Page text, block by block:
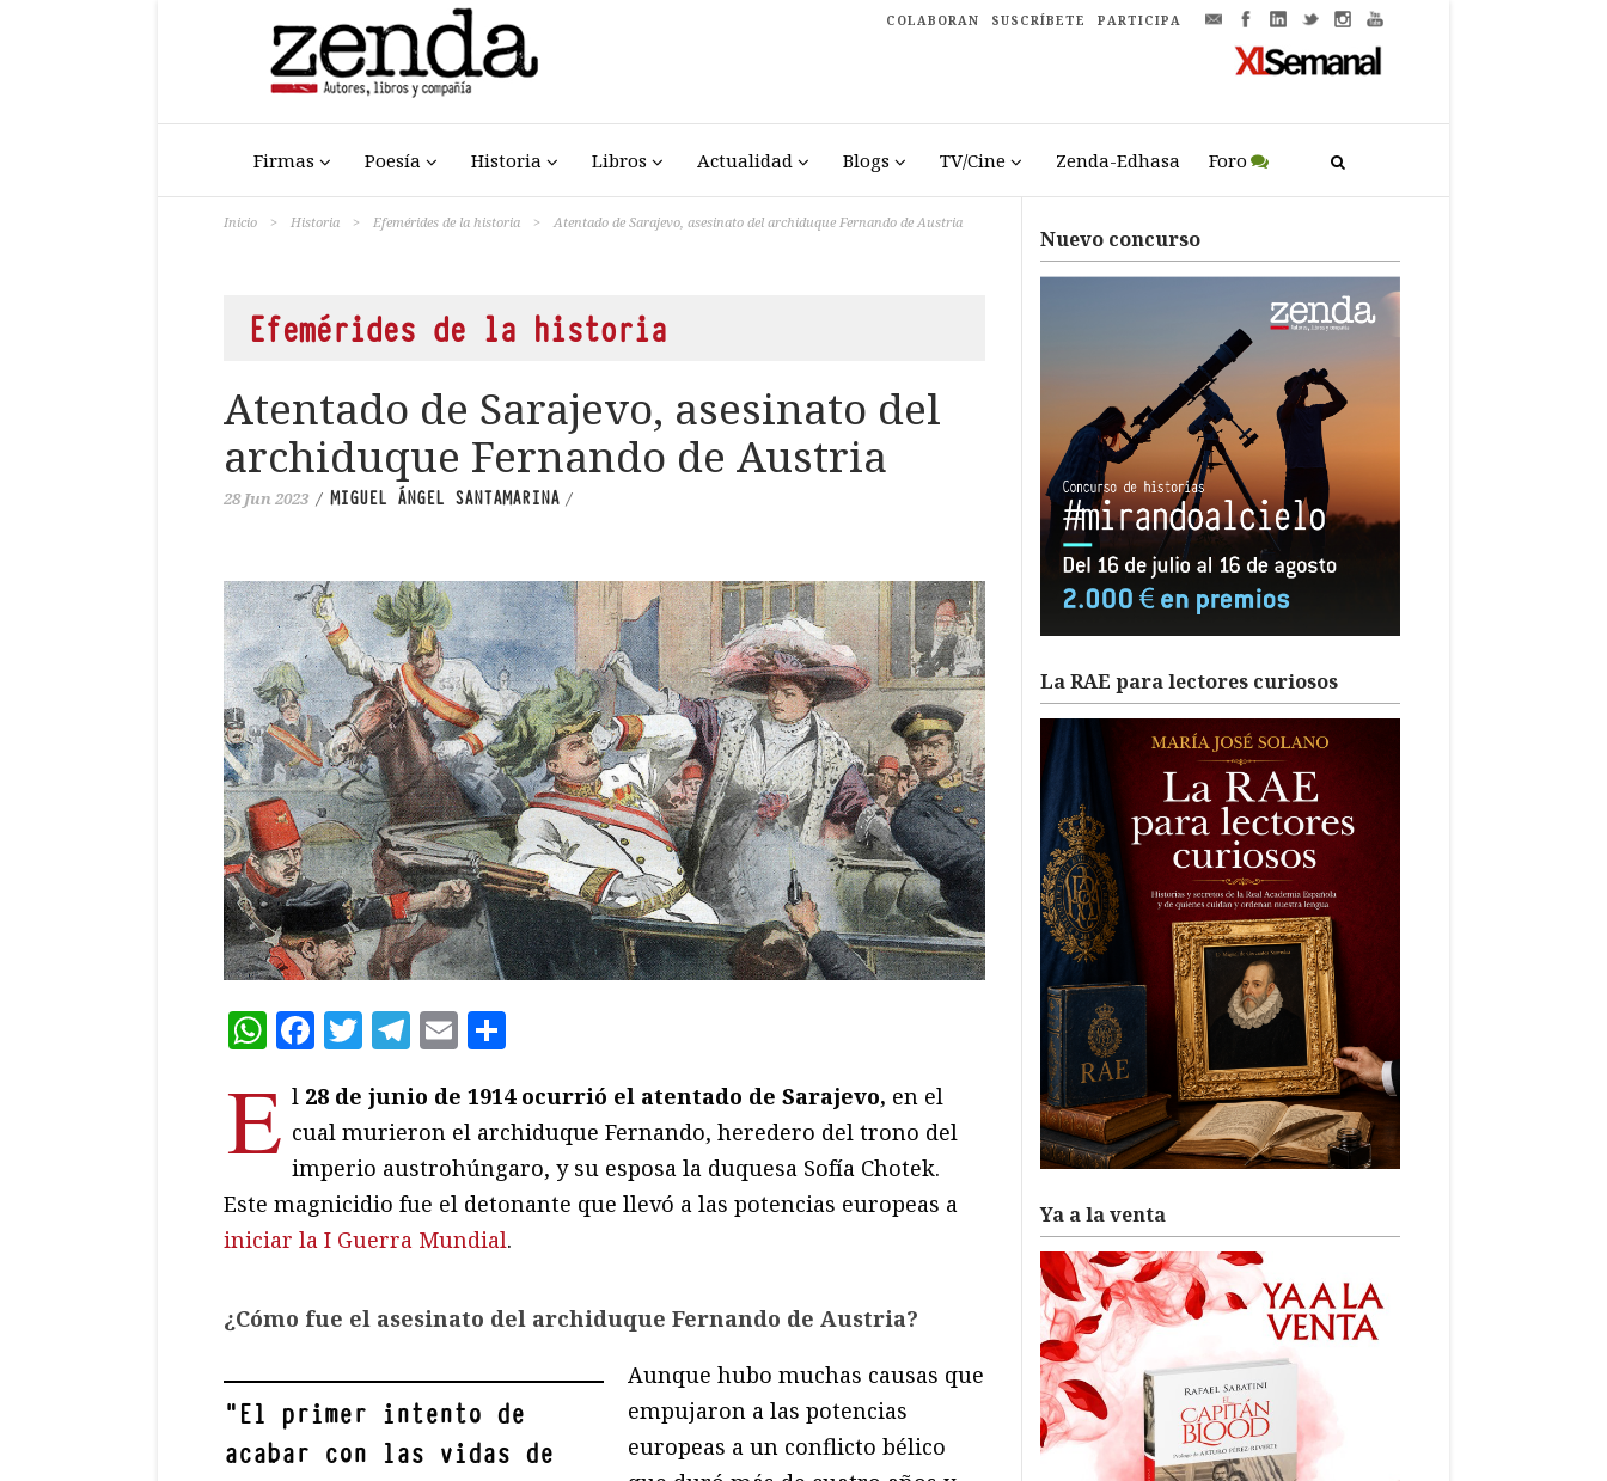
COLABORAN SUSCRÍBETE PARTICIPA
Firmas Poesía Historia Libros Actualidad Blogs TV/Cine Zenda-Edhasa Foro
Inicio > Historia > Efemérides de la historia > Atentado de Sarajevo, asesinato del archiduque Fernando de Austria
Efemérides de la historia
Atentado de Sarajevo, asesinato del
archiduque Fernando de Austria
28 Jun 2023 / MIGUEL ÁNGEL SANTAMARINA /
WhatsApp
Facebook
Twitter
Telegram
Email
E l 28 de junio de 1914 ocurrió el atentado de Sarajevo, en el
cual murieron el archiduque Fernando, heredero del trono del
imperio austrohúngaro, y su esposa la duquesa Sofía Chotek.
Este magnicidio fue el detonante que llevó a las potencias europeas a
iniciar la I Guerra Mundial.
¿Cómo fue el asesinato del archiduque Fernando de Austria?
"El primer intento de
acabar con las vidas de
Aunque hubo muchas causas que
empujaron a las potencias
europeas a un conflicto bélico
Nuevo concurso
La RAE para lectores curiosos
Ya a la venta